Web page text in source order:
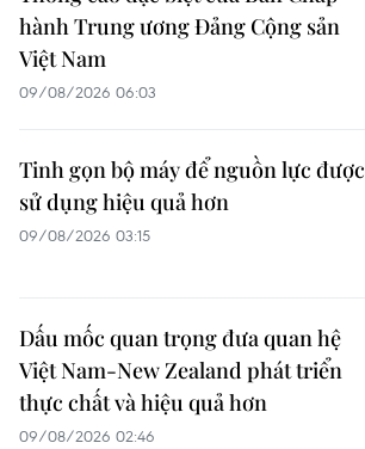
hành Trung ương Đảng Cộng sản
Việt Nam
09/08/2026 06:03
Tinh gọn bộ máy để nguồn lực được
sử dụng hiệu quả hơn
09/08/2026 03:15
Dấu mốc quan trọng đưa quan hệ
Việt Nam-New Zealand phát triển
thực chất và hiệu quả hơn
09/08/2026 02:46